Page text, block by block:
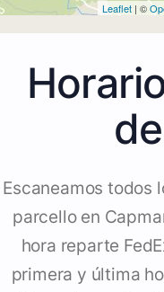
Leaflet | ©
Escaneamos todos
parcello en
hora reparte
primera y última